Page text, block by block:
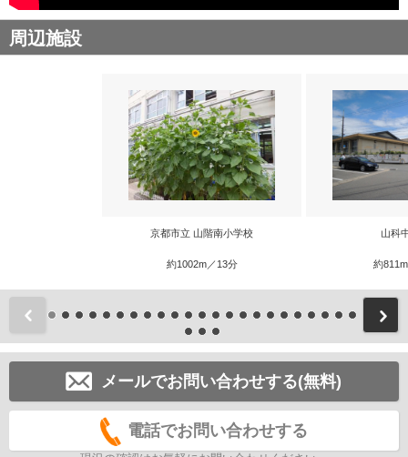
周辺施設
京都市立 山階南小学校
約1002m／13分
山科
約
前
メールでお問い合わせする(無料)
電話でお問い合わせする